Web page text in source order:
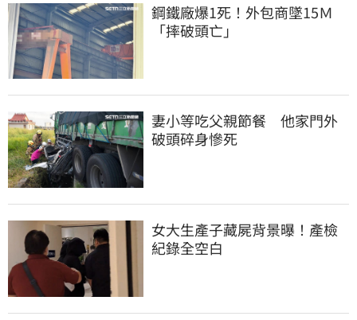
鋼鐵廠爆1死！外包商墜15Ｍ
「摔破頭亡」
妻小等吃父親節餐　他家門外
破頭碎身慘死
女大生產子藏屍背景曝！產檢
紀錄全空白